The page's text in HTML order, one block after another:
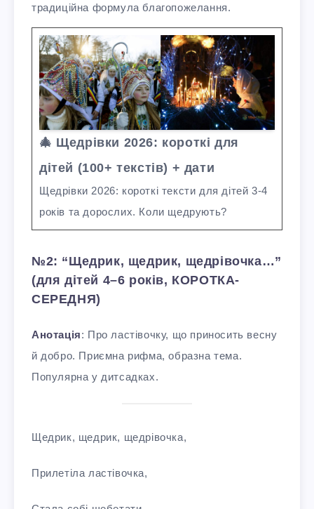
традиційна формула благопожелання.
🎄 Щедрівки 2026: короткі для
дітей (100+ текстів) + дати
Щедрівки 2026: короткі тексти для дітей 3-4
років та дорослих. Коли щедрують?
№2: “Щедрик, щедрик, щедрівочка…”
(для дітей 4–6 років, КОРОТКА-
СЕРЕДНЯ)
Анотація: Про ластівочку, що приносить весну
й добро. Приємна рифма, образна тема.
Популярна у дитсадках.
Щедрик, щедрик, щедрівочка,
Прилетіла ластівочка,